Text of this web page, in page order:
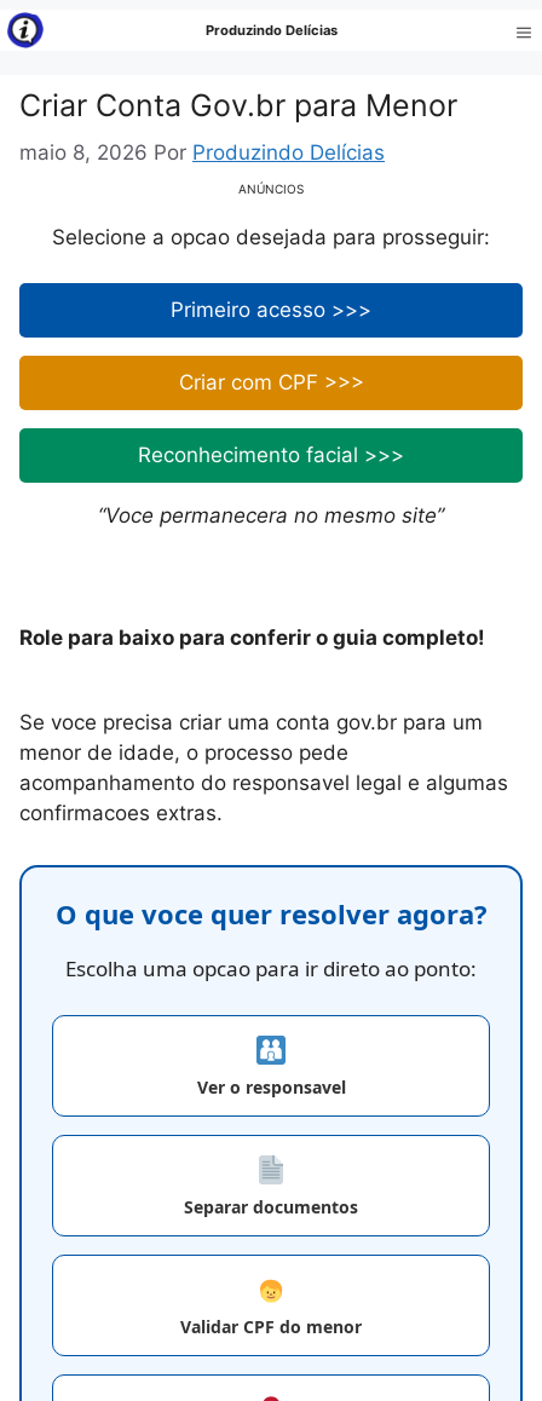
Pular
para
conteúdo
Produzindo Delícias
Criar Conta Gov.br para Menor
maio 8, 2026 Por Produzindo Delícias
ANÚNCIOS
Selecione a opcao desejada para prosseguir:
Primeiro acesso >>>
Criar com CPF >>>
Reconhecimento facial >>>
“Voce permanecera no mesmo site”
Role para baixo para conferir o guia completo!
Se voce precisa criar uma conta gov.br para um
menor de idade, o processo pede
acompanhamento do responsavel legal e algumas
confirmacoes extras.
O que voce quer resolver agora?
Escolha uma opcao para ir direto ao ponto:
Ver o responsavel
Separar documentos
Validar CPF do menor